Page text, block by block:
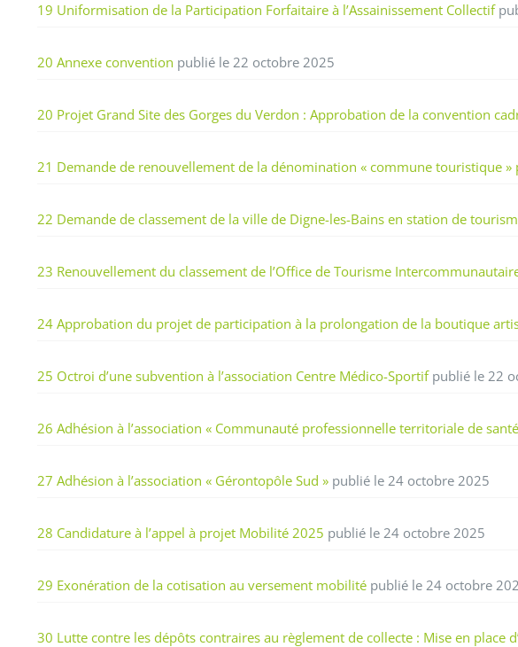
19 Uniformisation de la Participation Forfaitaire à l’Assainissement Collectif
20 Annexe convention publié le 22 octobre 2025
20 Projet Grand Site des Gorges du Verdon : Approbation de la convention
21 Demande de renouvellement de la dénomination « commune touristique »
22 Demande de classement de la ville de Digne-les-Bains en station de
23 Renouvellement du classement de l’Office de Tourisme
24 Approbation du projet de participation à la prolongation de la boutique
25 Octroi d’une subvention à l’association Centre Médico-Sportifpublié le 22
26 Adhésion à l’association « Communauté professionnelle territoriale de
27 Adhésion à l’association « Gérontopôle Sud » publié le 24 octobre 2025
28 Candidature à l’appel à projet Mobilité 2025 publié le 24 octobre 2025
29 Exonération de la cotisation au versement mobilité publié le 24 octobre
30 Lutte contre les dépôts contraires au règlement de collecte : Mise en